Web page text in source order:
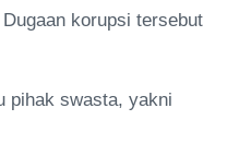
korupsi tersebut
pihak swasta, yakni